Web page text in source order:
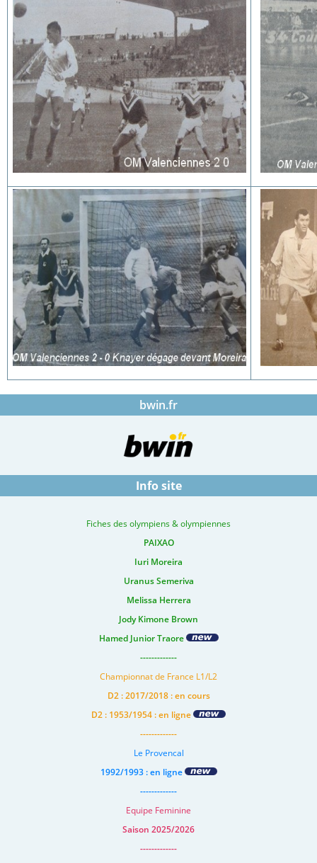
bwin.fr
Info site
Fiches des olympiens & olympiennes
PAIXAO
Iuri Moreira
Uranus Semeriva
Melissa Herrera
Jody Kimone Brown
Hamed Junior Traore
-------------
Championnat de France L1/L2
D2 : 2017/2018 : en cours
D2 : 1953/1954 : en ligne
-------------
Le Provencal
1992/1993 : en ligne
-------------
Equipe Feminine
Saison 2025/2026
-------------